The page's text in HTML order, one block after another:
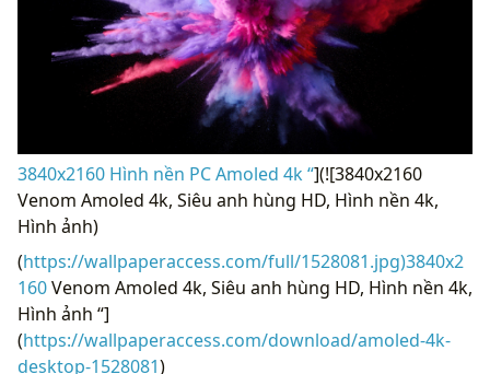
3840x2160 Hình nền PC Amoled 4k “](![3840x2160
Venom Amoled 4k, Siêu anh hùng HD, Hình nền 4k,
Hình ảnh)
(https://wallpaperaccess.com/full/1528081.jpg)3840x2
160Venom Amoled 4k, Siêu anh hùng HD, Hình nền 4k,
Hình ảnh “]
(https://wallpaperaccess.com/download/amoled-4k-
desktop-1528081)